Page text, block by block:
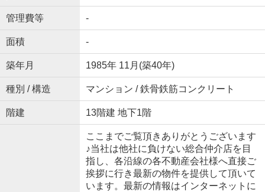
管理費等 -
面積 -
築年月 1985年 11月(築40年)
種別 / 構造 マンション / 鉄骨鉄筋コンクリート
階建 13階建 地下1階
ここまでご覧頂きありがとうございます
♪当社は他社に負けない総合仲介店を目
指し、各沿線の各不動産会社様へ直接ご
挨拶に行き最新の物件を提供して頂いて
います。最新の情報はインターネットに